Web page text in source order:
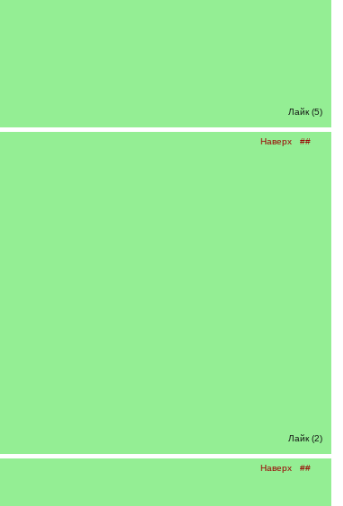
Лайк (5)
Наверх ##
Лайк (2)
Наверх ##